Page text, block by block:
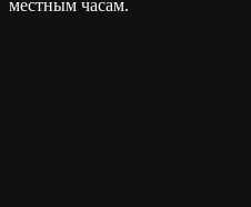
местным часам.